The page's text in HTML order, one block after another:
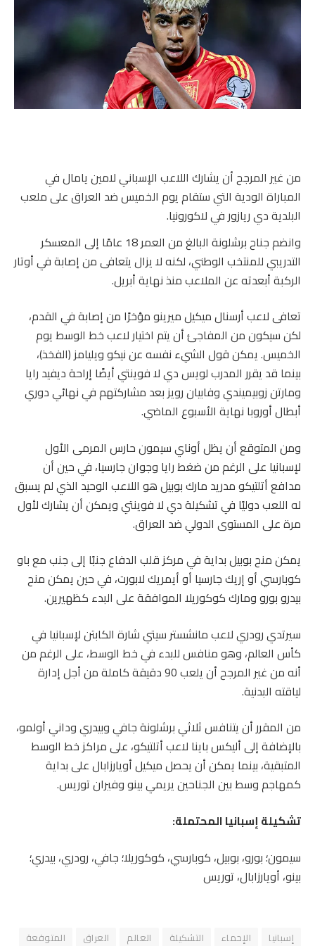
من غير المرجح أن يشارك اللاعب الإسباني لامين يامال في
المباراة الودية التي ستقام يوم الخميس ضد العراق على ملعب
البلدية دي ريازور في لاكورونيا.
وانضم جناح برشلونة البالغ من العمر 18 عامًا إلى المعسكر
التدريبي للمنتخب الوطني، لكنه لا يزال يتعافى من إصابة في أوتار
الركبة أبعدته عن الملاعب منذ نهاية أبريل.
تعافى لاعب أرسنال ميكيل ميرينو مؤخرًا من إصابة في القدم،
لكن سيكون من المفاجئ أن يتم اختيار لاعب خط الوسط يوم
الخميس. يمكن قول الشيء نفسه عن نيكو ويليامز (الفخذ)،
بينما قد يقرر المدرب لويس دي لا فوينتي أيضًا إراحة ديفيد رايا
ومارتن زوبيميندي وفابيان رويز بعد مشاركتهم في نهائي دوري
أبطال أوروبا نهاية الأسبوع الماضي.
ومن المتوقع أن يظل أوناي سيمون حارس المرمى الأول
لإسبانيا على الرغم من ضغط رايا وجوان جارسيا، في حين أن
مدافع أتلتيكو مدريد مارك بوبيل هو اللاعب الوحيد الذي لم يسبق
له اللعب دوليًا في تشكيلة دي لا فوينتي ويمكن أن يشارك لأول
مرة على المستوى الدولي ضد العراق.
يمكن منح بوبيل بداية في مركز قلب الدفاع جنبًا إلى جنب مع باو
كوبارسي أو إريك جارسيا أو أيمريك لابورت، في حين يمكن منح
بيدرو بورو ومارك كوكوريلا الموافقة على البدء كظهيرين.
سيرتدي رودري لاعب مانشستر سيتي شارة الكابتن لإسبانيا في
كأس العالم، وهو منافس للبدء في خط الوسط، على الرغم من
أنه من غير المرجح أن يلعب 90 دقيقة كاملة من أجل إدارة
لياقته البدنية.
من المقرر أن يتنافس ثلاثي برشلونة جافي وبيدري وداني أولمو،
بالإضافة إلى أليكس باينا لاعب أتلتيكو، على مراكز خط الوسط
المتبقية، بينما يمكن أن يحصل ميكيل أويارزابال على بداية
كمهاجم وسط بين الجناحين يريمي بينو وفيران توريس.
تشكيلة إسبانيا المحتملة:
سيمون؛ بورو، بوبيل، كوبارسي، كوكوريلا؛ جافي، رودري، بيدري؛
بينو، أويارزابال، توريس
إسبانيا الإحماء التشكيلة العالم العراق
المتوقعة